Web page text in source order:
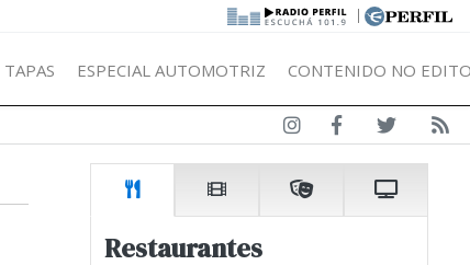
|
TAPAS ESPECIAL AUTOMOTRIZ CONTENIDO NO
Restaurantes